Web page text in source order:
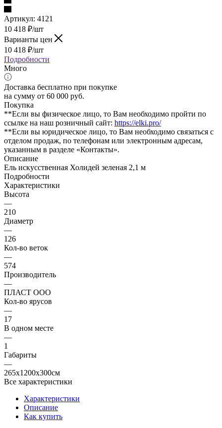
Артикул: 4121
10 418 ₽/шт
Варианты цен
10 418 ₽/шт
Подробности
Много
Доставка бесплатно при покупке
на сумму от 60 000 руб.
Покупка
**Если вы физическое лицо, то Вам необходимо пройти по
ссылке на наш розничный сайт: https://elki.pro/
**Если вы юридическое лицо, то Вам необходимо связаться с
отделом продаж, по телефонам или электронным адресам,
указанным в разделе «Контакты».
Описание
Ель искусственная Холидей зеленая 2,1 м
Подробности
Характеристики
Высота
—
210
Диаметр
—
126
Кол-во веток
—
574
Производитель
—
ПЛАСТ ООО
Кол-во ярусов
—
17
В одном месте
—
1
Габариты
—
265x1200x300см
Все характеристики
Характеристики
Описание
Как купить